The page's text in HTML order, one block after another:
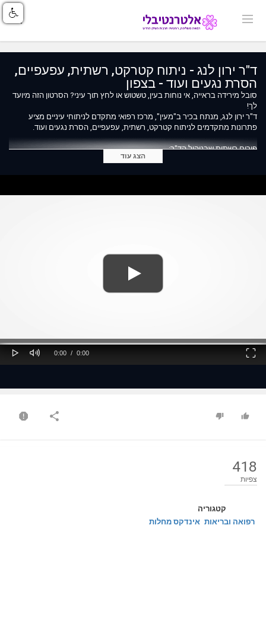
ד"ר ירון לנג - ניתוח קטרקט, רשתית, עפעפיים,
הסרת נגעים ועוד - בצפון
סובל מירידה בראייה, אי נוחות בעין, טשטוש או לחץ תוך עיני? הסרטון הזה מיועד
לך!
ד"ר ירון לנג, מנתח בכיר ב"מעין", מרכז רפואי מתקדם לניתוחי עיניים מציע
פתרונות מתקדמים לניתוח קטרקט, רשתית, עפעפיים, הסרת נגעים ועוד.
פורום רשתית שבניהול הד"ר:
https://www.medonline.co.il/forums/Forum-retinal-diseases-and-
הצג עוד
Play Mute
Current
0:00 /
Duration
0:00
Fullscreen
418
צפיות
קטגוריה
רפואה ובריאות אינדקס מחלות